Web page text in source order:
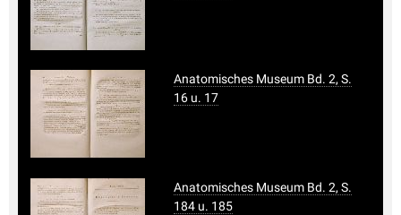
Anatomisches Museum Bd. 2, S.
16 u. 17
Anatomisches Museum Bd. 2, S.
184 u. 185